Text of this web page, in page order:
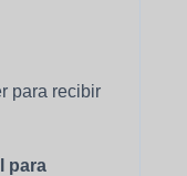
para recibir
para